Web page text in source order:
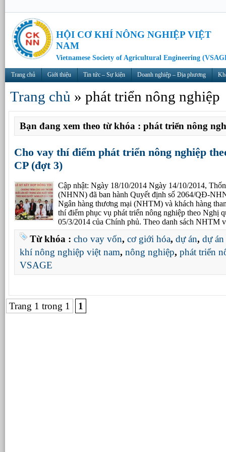
HỘI CƠ KHÍ NÔNG NGHIỆP VIỆT
NAM
Vietnamese Society of Agricultural Engineering
Trang chủ Giới thiệu Tin tức – Sự kiện Doanh nghiệp – Địa phương
Trang chủ » phát triển nông nghiệp
Bạn đang xem theo từ khóa : phát triển nông
Cho vay thí điểm phát triển nông nghiệp
CP (đợt 3)
Cập nhật: Ngày 18/10/2014 Ngày 14/10/2014,
(NHNN) đã ban hành Quyết định số 2064/QĐ-
Ngân hàng thương mại (NHTM) và khách hàng
thí điểm phục vụ phát triển nông nghiệp theo Nghị
05/3/2014 của Chính phủ. Theo danh sách NHTM
Từ khóa : cho vay vốn, cơ giới hóa, dự án, dự
khí nông nghiệp việt nam, nông nghiệp, phát triển
VSAGE
Trang 1 trong 1 1